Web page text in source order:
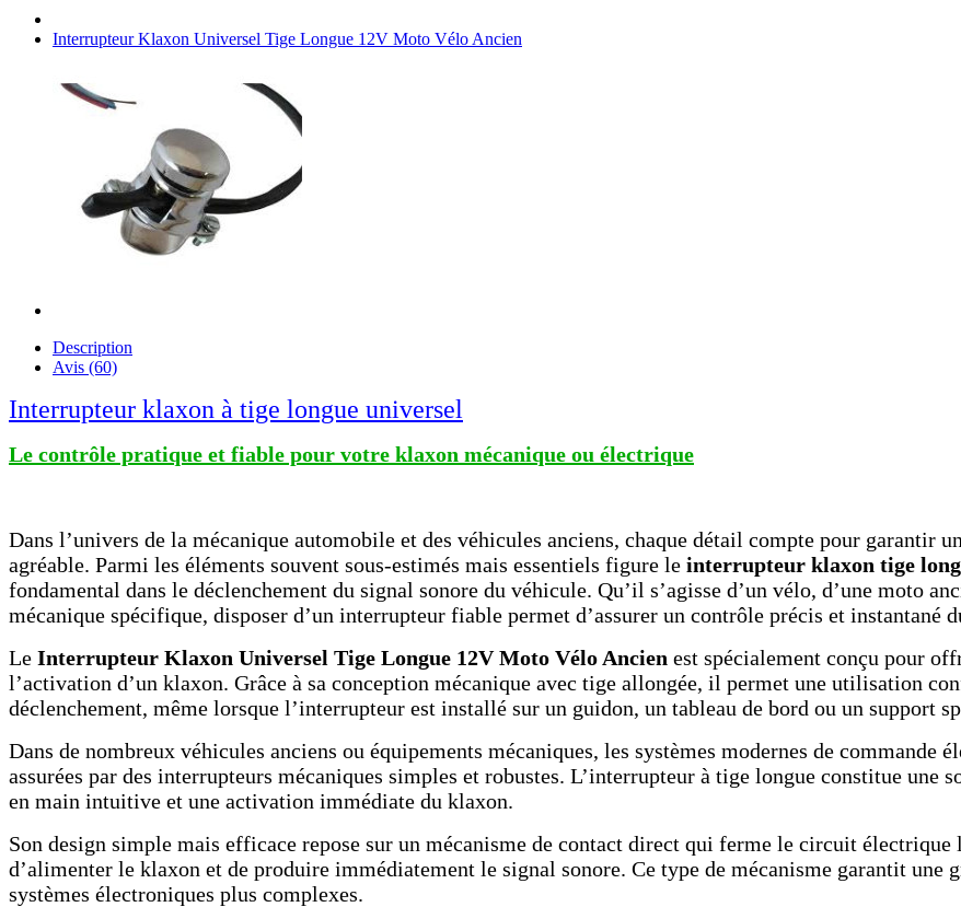
Interrupteur Klaxon Universel Tige Longue 12V Moto Vélo Ancien
Description
Avis (60)
Interrupteur klaxon à tige longue universel
Le contrôle pratique et fiable pour votre klaxon mécanique ou électrique
Dans l’univers de la mécanique automobile et des véhicules anciens, chaque détail compte pour garantir
agréable. Parmi les éléments souvent sous-estimés mais essentiels figure le interrupteur klaxon tige
fondamental dans le déclenchement du signal sonore du véhicule. Qu’il s’agisse d’un vélo, d’une moto
mécanique spécifique, disposer d’un interrupteur fiable permet d’assurer un contrôle précis et instantané
Le Interrupteur Klaxon Universel Tige Longue 12V Moto Vélo Ancien est spécialement conçu pour
l’activation d’un klaxon. Grâce à sa conception mécanique avec tige allongée, il permet une utilisation
déclenchement, même lorsque l’interrupteur est installé sur un guidon, un tableau de bord ou un support
Dans de nombreux véhicules anciens ou équipements mécaniques, les systèmes modernes de commande
assurées par des interrupteurs mécaniques simples et robustes. L’interrupteur à tige longue constitue
en main intuitive et une activation immédiate du klaxon.
Son design simple mais efficace repose sur un mécanisme de contact direct qui ferme le circuit électrique
d’alimenter le klaxon et de produire immédiatement le signal sonore. Ce type de mécanisme garantit une
systèmes électroniques plus complexes.